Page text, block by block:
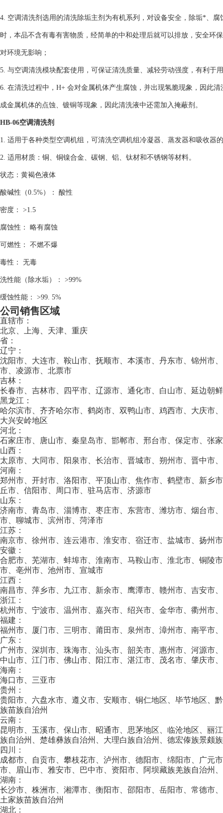
4. 空调清洗剂选用的清洗除垢主剂为有机系列，对设备安全，除垢*、
时，本品不含有毒有害物质，经简单的中和处理后就可以排放，安全环
对环境无影响；
5. 与空调清洗模块配套使用，可保证清洗质量、减轻劳动强度，有利于
6. 在清洗过程中，H+ 会对金属机体产生腐蚀，并出现氢脆现象，因此
成金属机体的点蚀、镀铜等现象，因此清洗液中还需加入掩蔽剂。
HB-06空调清洗剂
1. 适用于各种类型空调机组，可清洗空调机组冷凝器、蒸发器和吸收
2. 适用材质：铜、铜镍合金、碳钢、铝、钛材和不锈钢等材料。
状态：黄褐色液体
酸碱性（0.5%）： 酸性
密度： >1.5
腐蚀性： 略有腐蚀
可燃性： 不燃不爆
毒性： 无毒
洗性能（除水垢）： >99%
缓蚀性能： >99. 5%
公司销售区域
直辖市：
北京、上海、天津、重庆
省：
辽宁：
沈阳市、大连市、鞍山市、抚顺市、本溪市、丹东市、锦州市
市、凌源市、北票市
吉林：
长春市、吉林市、四平市、辽源市、通化市、白山市、延边朝
黑龙江：
哈尔滨市、齐齐哈尔市、鹤岗市、双鸭山市、鸡西市、大庆市
大兴安岭地区
河北：
石家庄市、唐山市、秦皇岛市、邯郸市、邢台市、保定市、张
山西：
太原市、大同市、阳泉市、长治市、晋城市、朔州市、晋中市
河南：
郑州市、开封市、洛阳市、平顶山市、焦作市、鹤壁市、新乡
丘市、信阳市、周口市、驻马店市、济源市
山东：
济南市、青岛市、淄博市、枣庄市、东营市、潍坊市、烟台市
市、聊城市、滨州市、菏泽市
江苏：
南京市、徐州市、连云港市、淮安市、宿迁市、盐城市、扬州
安徽：
合肥市、芜湖市、蚌埠市、淮南市、马鞍山市、淮北市、铜陵
市、亳州市、池州市、宣城市
江西：
南昌市、萍乡市、九江市、新余市、鹰潭市、赣州市、吉安市
浙江：
杭州市、宁波市、温州市、嘉兴市、绍兴市、金华市、衢州市
福建：
福州市、厦门市、三明市、莆田市、泉州市、漳州市、南平市
广东：
广州市、深圳市、珠海市、汕头市、韶关市、惠州市、河源市
中山市、江门市、佛山市、阳江市、湛江市、茂名市、肇庆市
海南：
海口市、三亚市
贵州：
贵阳市、六盘水市、遵义市、安顺市、铜仁地区、毕节地区、
族苗族自治州
云南：
昆明市、玉溪市、保山市、昭通市、思茅地区、临沧地区、丽
族自治州、楚雄彝族自治州、大理白族自治州、德宏傣族景颇
四川：
成都市、自贡市、攀枝花市、泸州市、德阳市、绵阳市、广元
市、眉山市、雅安市、巴中市、资阳市、阿坝藏族羌族自治州
湖南：
长沙市、株洲市、湘潭市、衡阳市、邵阳市、岳阳市、常德市
土家族苗族自治州
湖北：